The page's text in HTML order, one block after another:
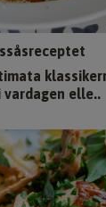
vardagen elle..